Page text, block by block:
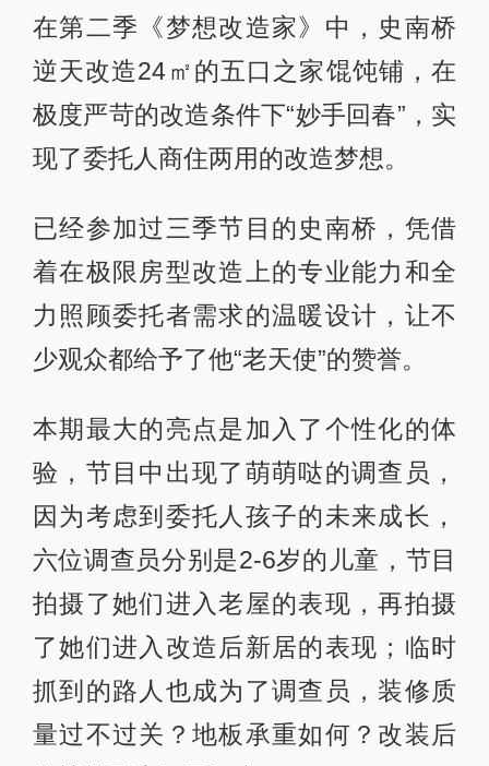
在第二季《梦想改造家》中，史南桥
逆天改造24㎡的五口之家馄饨铺，在
极度严苛的改造条件下“妙手回春”，实
现了委托人商住两用的改造梦想。
已经参加过三季节目的史南桥，凭借
着在极限房型改造上的专业能力和全
力照顾委托者需求的温暖设计，让不
少观众都给予了他“老天使”的赞誉。
本期最大的亮点是加入了个性化的体
验，节目中出现了萌萌哒的调查员，
因为考虑到委托人孩子的未来成长，
六位调查员分别是2-6岁的儿童，节目
拍摄了她们进入老屋的表现，再拍摄
了她们进入改造后新居的表现；临时
抓到的路人也成为了调查员，装修质
量过不过关？地板承重如何？改装后